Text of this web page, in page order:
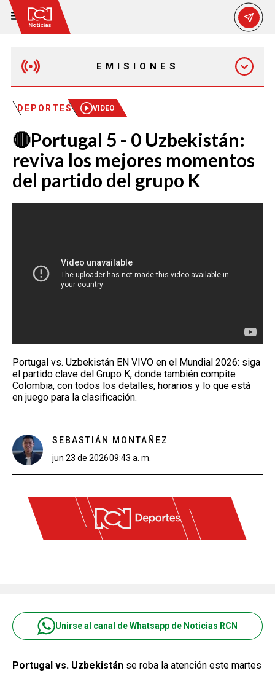
EMISIONES
MAÑANA EXPRESS
EMISIÓN 12:30 PM
EMISIÓN 7:00 PM
DEPORTES VIDEO
🔴Portugal 5 - 0 Uzbekistán:
reviva los mejores momentos
del partido del grupo K
Portugal vs. Uzbekistán EN VIVO en el Mundial 2026: siga
el partido clave del Grupo K, donde también compite
Colombia, con todos los detalles, horarios y lo que está
en juego para la clasificación.
SEBASTIÁN MONTAÑEZ
jun 23 de 202609:43 a. m.
Unirse al canal de Whatsapp de Noticias RCN
Portugal vs. Uzbekistán se roba la atención este martes